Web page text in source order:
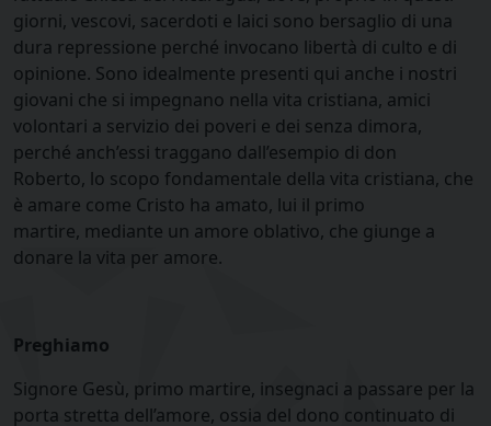
giorni, vescovi, sacerdoti e laici sono bersaglio di una
dura repressione perché invocano libertà di culto e di
opinione. Sono idealmente presenti qui anche i nostri
giovani che si impegnano nella vita cristiana, amici
volontari a servizio dei poveri e dei senza dimora,
perché anch’essi traggano dall’esempio di don
Roberto, lo scopo fondamentale della vita cristiana, che
è amare come Cristo ha amato, lui il primo
martire, mediante un amore oblativo, che giunge a
donare la vita per amore.
Preghiamo
Signore Gesù, primo martire, insegnaci a passare per la
porta stretta dell’amore, ossia del dono continuato di